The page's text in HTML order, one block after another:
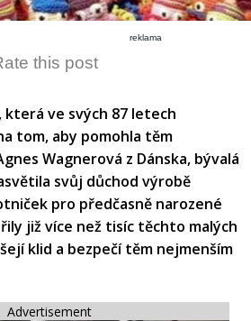
reklama
this post
ve svých 87 letech
tom, aby pomohla těm
Wagnerová z Dánska, bývalá
svůj důchod výrobě
pro předčasně narozené
již více než tisíc těchto malých
klid a bezpečí těm nejmenším
Advertisement